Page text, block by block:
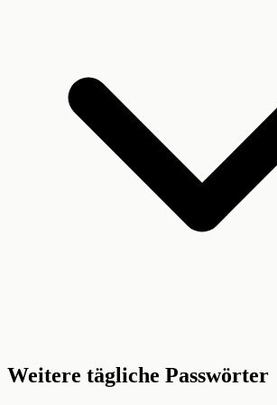
Weitere tägliche Passwörter